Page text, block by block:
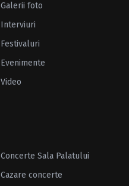
Galerii foto
Interviuri
Festivaluri
Evenimente
Video
Concerte Sala Palatului
Cazare concerte